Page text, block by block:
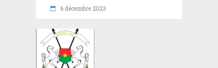
6 décembre 2023